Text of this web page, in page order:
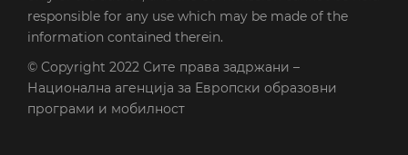
responsible for any use which may be made of the
information contained therein.
© Copyright 2022 Сите права задржани –
Национална агенција за Европски образовни
програми и мобилност